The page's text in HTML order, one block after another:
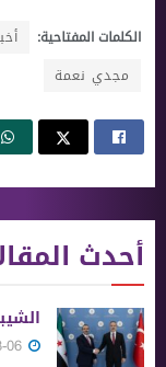
الكلمات المفتاحية:
مجدي نعمة
أحدث